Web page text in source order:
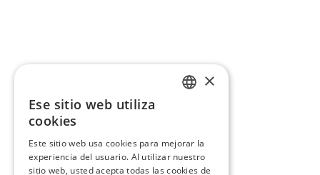
×
Ese sitio web utiliza
cookies
Este sitio web usa cookies para mejorar la
experiencia del usuario. Al utilizar nuestro
sitio web, usted acepta todas las cookies de